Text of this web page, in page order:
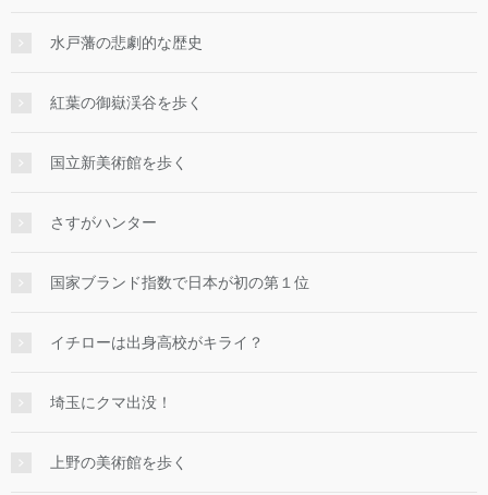
水戸藩の悲劇的な歴史
紅葉の御嶽渓谷を歩く
国立新美術館を歩く
さすがハンター
国家ブランド指数で日本が初の第１位
イチローは出身高校がキライ？
埼玉にクマ出没！
上野の美術館を歩く